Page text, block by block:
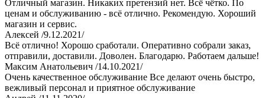
Отличный магазин. Никаких претензий нет. Всё чётко. По
ценам и обслуживанию - всё отлично. Рекомендую. Хороший
магазин и сервис.
Алексей /9.12.2021/
Всё отлично! Хорошо сработали. Оперативно собрали заказ,
отправили, доставили. Доволен. Благодарю. Работаем дальше!
Максим Анатольевич /14.10.2021/
Очень качественное обслуживание Все делают очень быстро,
вежливый персонал и приятное обслуживание